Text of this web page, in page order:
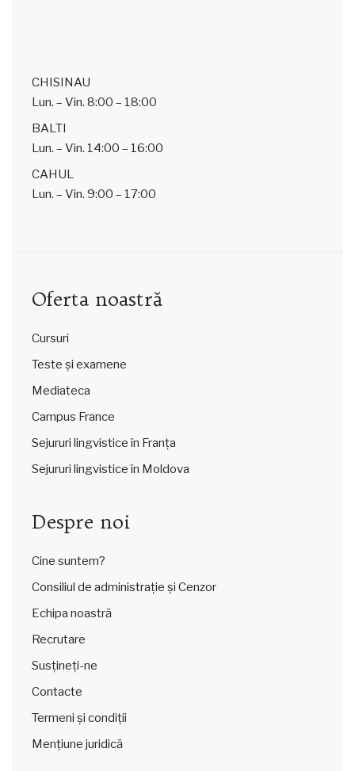
CHISINAU
Lun. – Vin. 8:00 – 18:00
BALTI
Lun. – Vin. 14:00 – 16:00
CAHUL
Lun. – Vin. 9:00 – 17:00
Oferta noastră
Cursuri
Teste și examene
Mediateca
Campus France
Sejururi lingvistice în Franța
Sejururi lingvistice în Moldova
Despre noi
Cine suntem?
Consiliul de administrație și Cenzor
Echipa noastră
Recrutare
Susțineți-ne
Contacte
Termeni și condiții
Mențiune juridică